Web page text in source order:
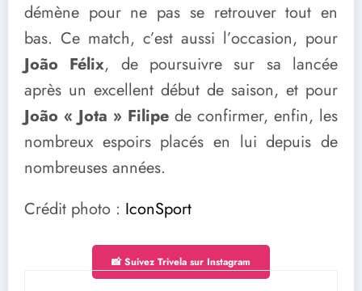
démène pour ne pas se retrouver tout en
bas. Ce match, c’est aussi l’occasion, pour
João Félix, de poursuivre sur sa lancée
après un excellent début de saison, et pour
João « Jota » Filipe de confirmer, enfin, les
nombreux espoirs placés en lui depuis de
nombreuses années.
Crédit photo : IconSport
📸 Suivez Trivela sur Instagram